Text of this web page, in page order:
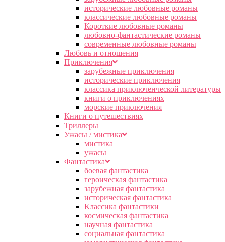
исторические любовные романы
классические любовные романы
Короткие любовные романы
любовно-фантастические романы
современные любовные романы
Любовь и отношения
Приключения
зарубежные приключения
исторические приключения
классика приключенческой литературы
книги о приключениях
морские приключения
Книги о путешествиях
Триллеры
Ужасы / мистика
мистика
ужасы
Фантастика
боевая фантастика
героическая фантастика
зарубежная фантастика
историческая фантастика
Классика фантастики
космическая фантастика
научная фантастика
социальная фантастика